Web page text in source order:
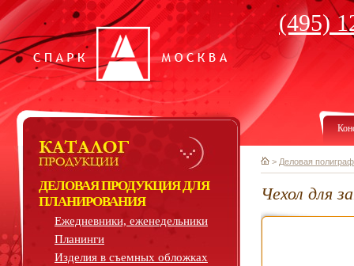
(495)
ДЕЛОВАЯ ПРОДУКЦИЯ ДЛЯ
ПЛАНИРОВАНИЯ
Ежедневники, еженедельники
Планинги
Изделия в съемных обложках
> Деловая
Чехол для